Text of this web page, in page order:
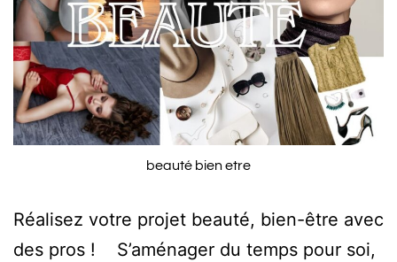
beauté bien etre
Réalisez votre projet beauté, bien-être avec
des pros ! S’aménager du temps pour soi,